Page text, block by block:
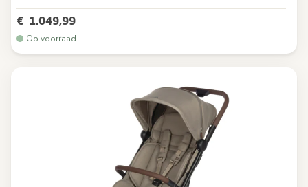
€ 1.049,99
Op voorraad